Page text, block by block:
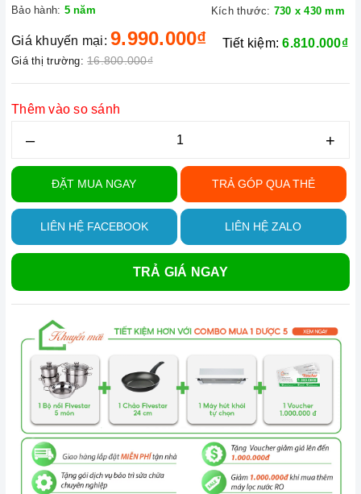
Bảo hành: 5 năm
Kích thước: 730 x 430 mm
Giá khuyến mại: 9.990.000₫
Giá thị trường: 16.800.000₫
Tiết kiệm:6.810.000₫
Thêm vào so sánh
– +
ĐẶT MUA NGAY TRẢ GÓP QUA THẺ
LIÊN HỆ FACEBOOK LIÊN HỆ ZALO
TRẢ GIÁ NGAY